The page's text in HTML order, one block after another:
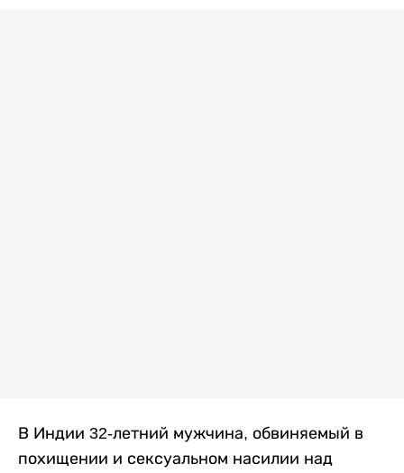
В Индии 32-летний мужчина, обвиняемый в
похищении и сексуальном насилии над